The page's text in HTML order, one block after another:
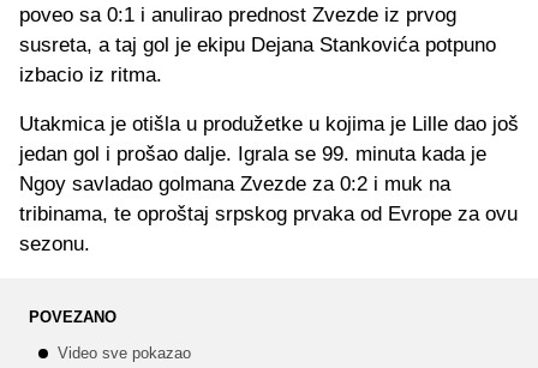
poveo sa 0:1 i anulirao prednost Zvezde iz prvog
susreta, a taj gol je ekipu Dejana Stankovića potpuno
izbacio iz ritma.
Utakmica je otišla u produžetke u kojima je Lille dao još
jedan gol i prošao dalje. Igrala se 99. minuta kada je
Ngoy savladao golmana Zvezde za 0:2 i muk na
tribinama, te oproštaj srpskog prvaka od Evrope za ovu
sezonu.
POVEZANO
Video sve pokazao